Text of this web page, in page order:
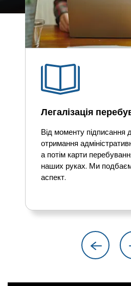
перебування
моменту підписання договору до
адміністративного рішення,
потім карти перебування – усе в
руках. Ми подбаємо про кожен